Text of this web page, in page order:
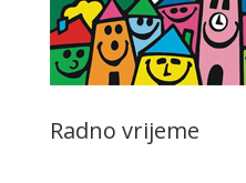
Radno vrijeme